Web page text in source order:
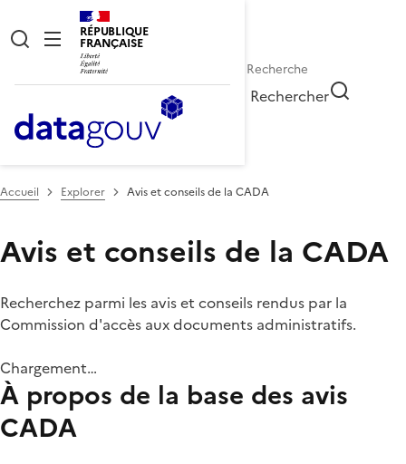
RÉPUBLIQUE
FRANÇAISE
Rechercher
Accueil Explorer Avis et conseils de la CADA
Avis et conseils de la CADA
Recherchez parmi les avis et conseils rendus par la
Commission d'accès aux documents administratifs.
Chargement…
À propos de la base des avis
CADA